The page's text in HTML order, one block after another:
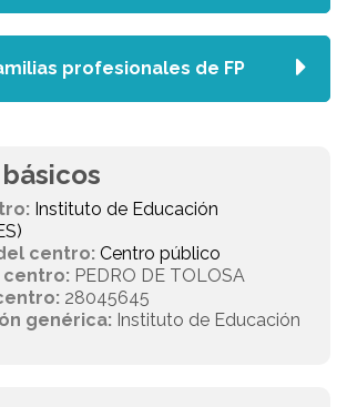
Instituto de Educación
centro: Centro público
PEDRO DE TOLOSA
28045645
genérica: Instituto de Educación
profesionales de FP